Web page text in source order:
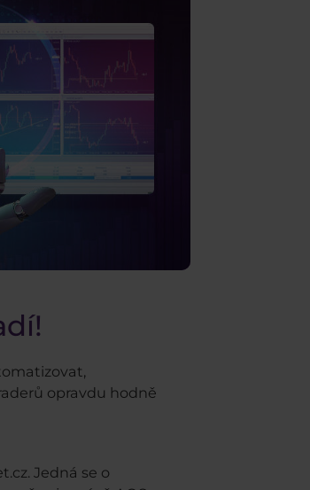
opravdu hodně
Jedná se o